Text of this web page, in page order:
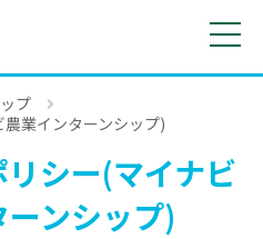
プ
業インターンシップ)
シー(マイナビ
ンシップ)